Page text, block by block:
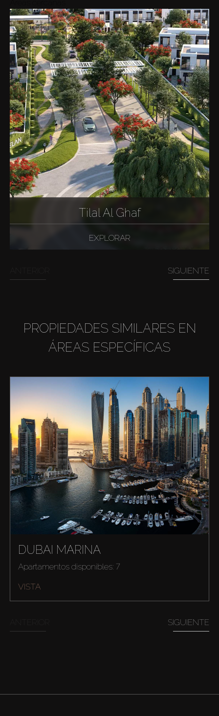
Tilal Al Ghaf
EXPLORAR
SIGUIENTE
PROPIEDADES SIMILARES EN
ÁREAS ESPECÍFICAS
DUBAI MARINA
Apartamentos disponibles: 7
VISTA
SIGUIENTE